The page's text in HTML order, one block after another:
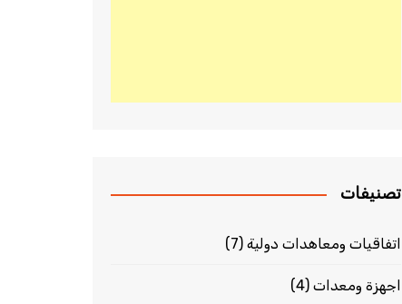
تصنيفات
اتفاقيات ومعاهدات دولية (7)
اجهزة ومعدات (4)